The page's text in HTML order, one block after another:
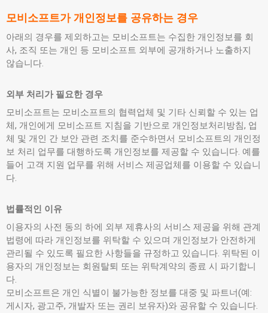
모비소프트가 개인정보를 공유하는 경우
아래의 경우를 제외하고는 모비소프트는 수집한 개인정보를 회
사, 조직 또는 개인 등 모비소프트 외부에 공개하거나 노출하지
않습니다.
외부 처리가 필요한 경우
모비소프트는 모비소프트의 협력업체 및 기타 신뢰할 수 있는 업
체, 개인에게 모비소프트 지침을 기반으로 개인정보처리방침, 업
체 및 개인 간 보안 관련 조치를 준수하면서 모비소프트의 개인정
보 처리 업무를 대행하도록 개인정보를 제공할 수 있습니다. 예를
들어 고객 지원 업무를 위해 서비스 제공업체를 이용할 수 있습니
다.
법률적인 이유
이용자의 사전 동의 하에 외부 제휴사의 서비스 제공을 위해 관계
법령에 따라 개인정보를 위탁할 수 있으며 개인정보가 안전하게
관리될 수 있도록 필요한 사항들을 규정하고 있습니다. 위탁된 이
용자의 개인정보는 회원탈퇴 또는 위탁계약의 종료 시 파기합니
다.
모비소프트은 개인 식별이 불가능한 정보를 대중 및 파트너(예:
게시자, 광고주, 개발자 또는 권리 보유자)와 공유할 수 있습니다.